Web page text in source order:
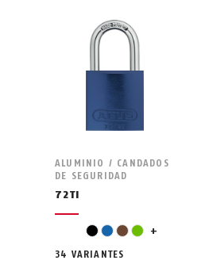
ALUMINIO / CANDADOS
DE SEGURIDAD
72TI
negro
azulmarrón
verde
naranja +
34 VARIANTES